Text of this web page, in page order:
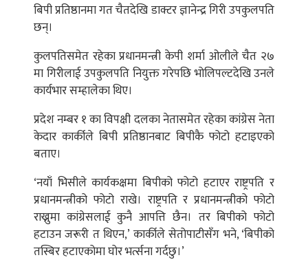
बिपी प्रतिष्ठानमा गत चैतदेखि डाक्टर ज्ञानेन्द्र गिरी उपकुलपति
छन्।
कुलपतिसमेत रहेका प्रधानमन्त्री केपी शर्मा ओलीले चैत २७
मा गिरीलाई उपकुलपति नियुक्त गरेपछि भोलिपल्टदेखि उनले
कार्यभार सम्हालेका थिए।
प्रदेश नम्बर १ का विपक्षी दलका नेतासमेत रहेका कांग्रेस नेता
केदार कार्कीले बिपी प्रतिष्ठानबाट बिपीकै फोटो हटाइएको
बताए।
‘नयाँ भिसीले कार्यकक्षमा बिपीको फोटो हटाएर राष्ट्रपति र
प्रधानमन्त्रीको फोटो राखे। राष्ट्रपति र प्रधानमन्त्रीको फोटो
राख्नुमा कांग्रेसलाई कुनै आपत्ति छैन। तर बिपीको फोटो
हटाउन जरूरी त थिएन,’ कार्कीले सेतोपाटीसँग भने, ‘बिपीको
तस्बिर हटाएकोमा घोर भर्त्सना गर्दछु।’